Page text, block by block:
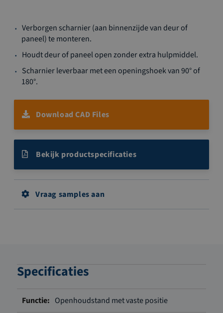
naar
het
begin
de
afbeeldingen-
Verborgen scharnier (aan binnenzijde van deur of
paneel) te monteren.
Houdt deur of paneel open zonder extra hulpmiddel.
Scharnier leverbaar met een openingshoek van 90° of
180°.
Download CAD Files
Bekijk productspecificaties
Vraag samples aan
Specificaties
informatie
Openhoudstand met vaste positie